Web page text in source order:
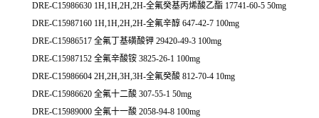
DRE-C15986630 1H,1H,2H,2H-全氟癸基丙烯酸乙酯 17741-60-5 50mg
DRE-C15987160 1H,1H,2H,2H-全氟辛醇 647-42-7 100mg
DRE-C15986517 全氟丁基磺酸钾 29420-49-3 100mg
DRE-C15987152 全氟辛酸铵 3825-26-1 100mg
DRE-C15986604 2H,2H,3H,3H-全氟癸酸 812-70-4 10mg
DRE-C15986620 全氟十二酸 307-55-1 50mg
DRE-C15989000 全氟十一酸 2058-94-8 100mg